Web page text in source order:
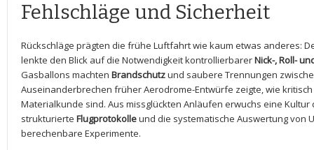
Fehlschläge und ‌Sicherheit
Rückschläge prägten die ‍frühe ⁢Luftfahrt wie kaum etwas anderes:
⁣lenkte den Blick auf die Notwendigkeit kontrollierbarer⁤Nick-, ‍Roll-⁤
Gasballons⁤ machten Brandschutzund saubere Trennungen
Auseinanderbrechen früher Aerodrome-Entwürfe zeigte, wie kritisch
Materialkunde sind. Aus missglückten Anläufen erwuchs eine
⁣strukturierte Flugprotokolleund‌ die systematische ⁤Auswertung von
berechenbare⁣ Experimente.